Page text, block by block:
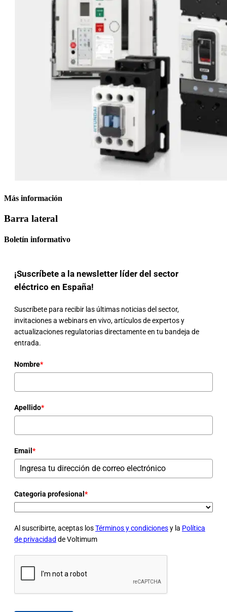
Más información
Barra lateral
Boletín informativo
¡Suscríbete a la newsletter líder del sector
eléctrico en España!
Suscríbete para recibir las últimas noticias del sector,
invitaciones a webinars en vivo, artículos de expertos y
actualizaciones regulatorias directamente en tu bandeja de
entrada.
Nombre*
Apellido*
Email *
Categoria profesional *
Al suscribirte, aceptas losTérminos y condicionesy la Política
de privacidad de Voltimum